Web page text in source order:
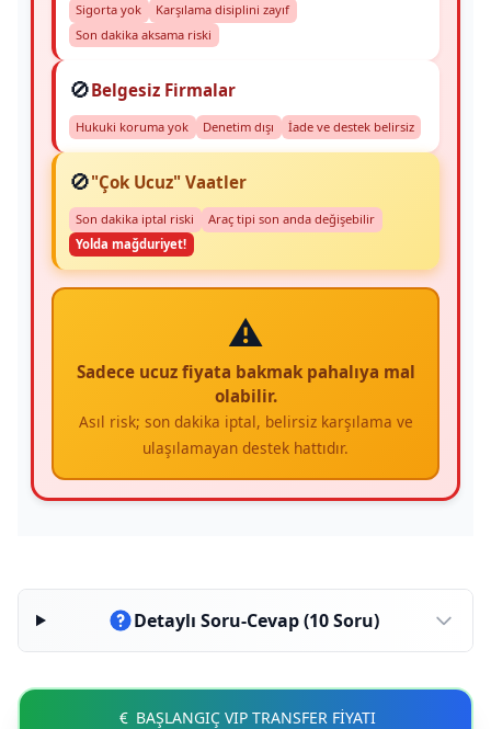
Sigorta yok
Karşılama disiplini zayıf
Son dakika aksama riski
🚫Belgesiz Firmalar
Hukuki koruma yok Denetim dışı İade ve destek belirsiz
🚫"Çok Ucuz" Vaatler
Son dakika iptal riski
Araç tipi son anda değişebilir
Yolda mağduriyet!
⚠️
Sadece ucuz fiyata bakmak pahalıya mal
olabilir.
Asıl risk; son dakika iptal, belirsiz karşılama ve
ulaşılamayan destek hattıdır.
Detaylı Soru-Cevap (10 Soru)
BAŞLANGIÇ VIP TRANSFER FİYATI